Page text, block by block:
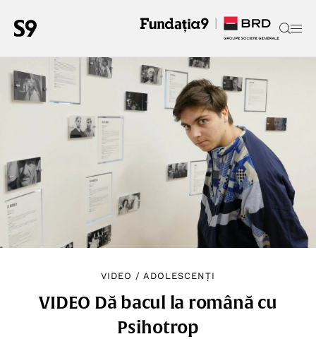
VIDEO / ADOLESCENȚI
VIDEO Dă bacul la română cu
Psihotrop